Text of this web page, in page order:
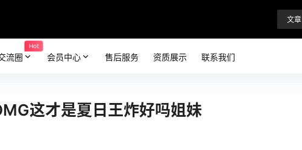
文章
流圈
Hot
会员中心 售后服务 资质展示 联系我们
这才是夏日王炸好吗姐妹